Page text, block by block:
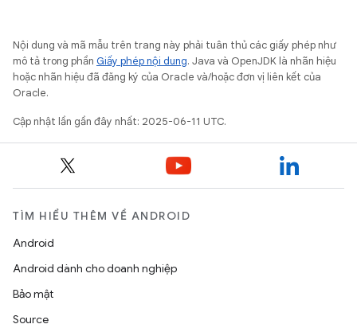
Nội dung và mã mẫu trên trang này phải tuân thủ các giấy phép như
mô tả trong phần Giấy phép nội dung. Java và OpenJDK là nhãn hiệu
hoặc nhãn hiệu đã đăng ký của Oracle và/hoặc đơn vị liên kết của
Oracle.
Cập nhật lần gần đây nhất: 2025-06-11 UTC.
TÌM HIỂU THÊM VỀ ANDROID
Android
Android dành cho doanh nghiệp
Bảo mật
Source